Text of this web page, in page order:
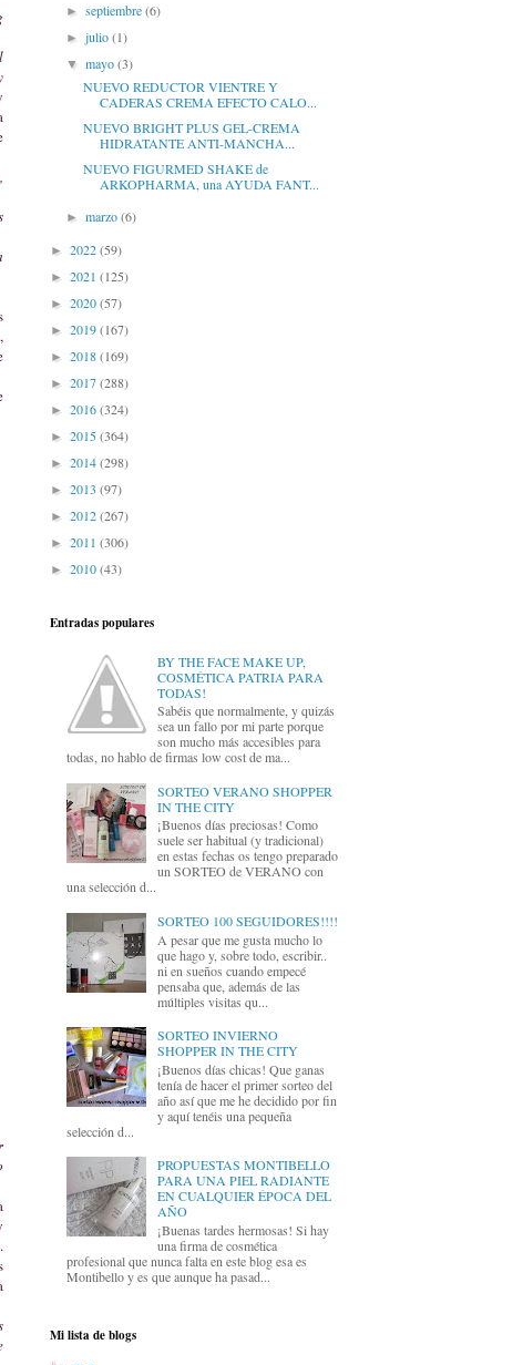
►septiembre(6)
►julio(1)
▼mayo(3)
NUEVO REDUCTOR VIENTRE Y
CADERAS CREMA EFECTO CALO...
NUEVO BRIGHT PLUS GEL-CREMA
HIDRATANTE ANTI-MANCHA...
NUEVO FIGURMED SHAKE de
ARKOPHARMA, una AYUDA FANT...
►marzo(6)
► 2022(59)
► 2021 (125)
► 2020(57)
► 2019(167)
► 2018(169)
► 2017(288)
► 2016(324)
► 2015(364)
► 2014(298)
► 2013 (97)
► 2012(267)
► 2011 (306)
► 2010(43)
Entradas populares
BY THE FACE MAKE UP,
COSMÉTICA PATRIA PARA
TODAS!
Sabéis que normalmente, y quizás
sea un fallo por mi parte porque
son mucho más accesibles para
todas, no hablo de firmas low cost de ma...
SORTEO VERANO SHOPPER
IN THE CITY
¡Buenos días preciosas! Como
suele ser habitual (y tradicional)
en estas fechas os tengo preparado
un SORTEO de VERANO con
una selección d...
SORTEO 100 SEGUIDORES!!!!
A pesar que me gusta mucho lo
que hago y, sobre todo, escribir..
ni en sueños cuando empecé
pensaba que, además de las
múltiples visitas qu...
SORTEO INVIERNO
SHOPPER IN THE CITY
¡Buenos días chicas! Que ganas
tenía de hacer el primer sorteo del
año así que me he decidido por fin
y aquí tenéis una pequeña
selección d...
PROPUESTAS MONTIBELLO
PARA UNA PIEL RADIANTE
EN CUALQUIER ÉPOCA DEL
AÑO
¡Buenas tardes hermosas! Si hay
una firma de cosmética
profesional que nunca falta en este blog esa es
Montibello y es que aunque ha pasad...
Mi lista de blogs